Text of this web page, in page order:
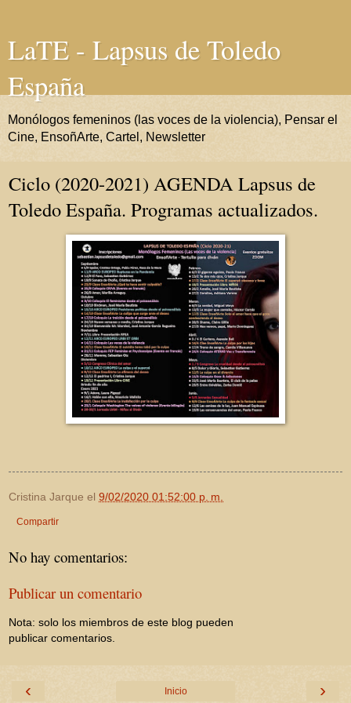
LaTE - Lapsus de Toledo
España
Monólogos femeninos (las voces de la violencia), Pensar el
Cine, EnsoñArte, Cartel, Newsletter
Ciclo (2020-2021) AGENDA Lapsus de
Toledo España. Programas actualizados.
Cristina Jarque el 9/02/2020 01:52:00 p. m.
Compartir
No hay comentarios:
Publicar un comentario
Nota: solo los miembros de este blog pueden
publicar comentarios.
‹ ›
Inicio